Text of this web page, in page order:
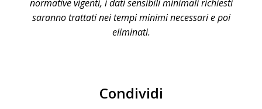
normative vigenti, i dati sensibili minimali richiesti
saranno trattati nei tempi minimi necessari e poi
eliminati.
Condividi